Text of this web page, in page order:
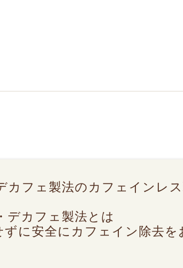
フェ製法のカフェインレス
カフェ製法とは
に安全にカフェイン除去を